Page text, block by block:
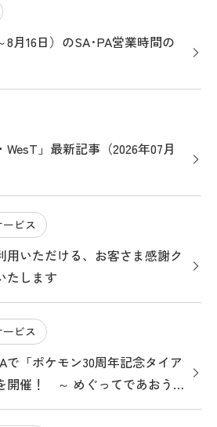
月16日）のSA･PA営業時間の
」最新記事（2026年07月
ビス
用いただける、お客さま感謝ク
たします
ビス
で「ポケモン30周年記念タイア
開催！ ～ めぐってであおう！
アのたび ～